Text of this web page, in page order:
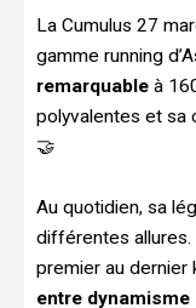
La Cumulus 27
gamme running
remarquable à
polyvalentes et sa
🤝
Au quotidien, sa
différentes
premier au dernier
entre